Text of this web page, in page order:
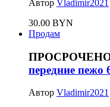
Автор Vladimir2021
30.00 BYN
Продам
передние пежо
Автор Vladimir2021